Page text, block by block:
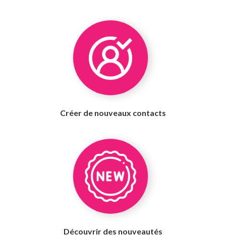
Créer de nouveaux contacts
Découvrir des nouveautés